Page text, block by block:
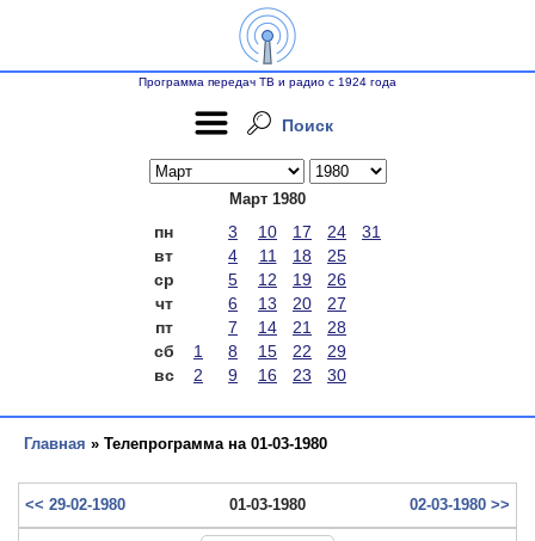
Программа передач ТВ и радио с 1924 года
Поиск
Март 1980
пн 3 10 17 24
31
вт
4 11 18
25
ср
5 12 19
26
чт
6 13 20
27
пт
7 14 21
28
сб
1 8 15 22
29
вс
2 9 16 23 30
Главная » Телепрограмма на 01-03-1980
<< 29-02-1980 01-03-1980 02-03-1980 >>